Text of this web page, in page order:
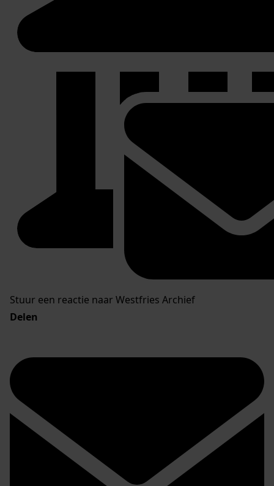
Stuur een reactie naar Westfries Archief
Delen